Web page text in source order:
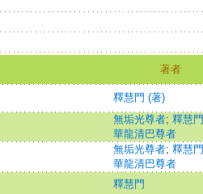
著者
釋慧門 (著)
無垢光尊者; 釋慧門
華龍清巴尊者
無垢光尊者; 釋慧門
華龍清巴尊者
釋慧門